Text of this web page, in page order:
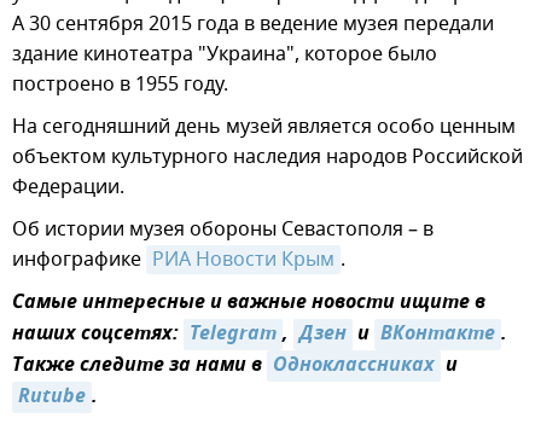
А 30 сентября 2015 года в ведение музея передали
здание кинотеатра "Украина", которое было
построено в 1955 году.
На сегодняшний день музей является особо ценным
объектом культурного наследия народов Российской
Федерации.
Об истории музея обороны Севастополя – в
инфографике РИА Новости Крым .
Самые интересные и важные новости ищите в
наших соцсетях: Telegram, Дзен и ВКонтакте.
Также следите за нами в Одноклассниках и
Rutube.